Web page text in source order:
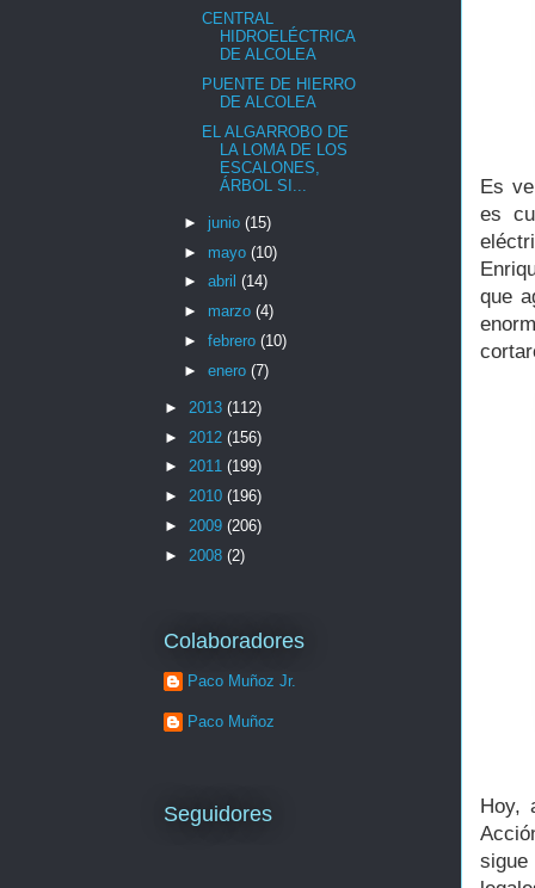
Es
es
que
Hoy,
CENTRAL
HIDROELÉCTRICA
DE ALCOLEA
PUENTE DE HIERRO
DE ALCOLEA
EL ALGARROBO DE
LA LOMA DE LOS
ESCALONES,
ÁRBOL SI...
► junio (15)
► mayo (10)
► abril (14)
► marzo (4)
► febrero (10)
► enero (7)
► 2013 (112)
► 2012 (156)
► 2011 (199)
► 2010 (196)
► 2009 (206)
► 2008 (2)
Colaboradores
Paco Muñoz Jr.
Paco Muñoz
Seguidores